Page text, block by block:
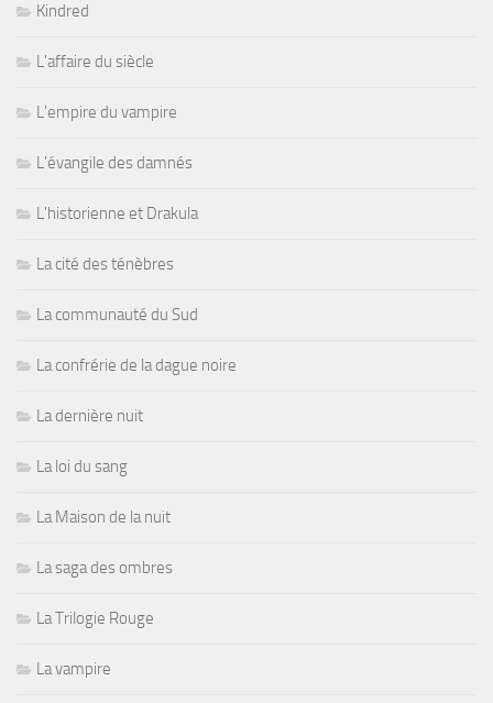
Kindred
L'affaire du siècle
L'empire du vampire
L'évangile des damnés
L'historienne et Drakula
La cité des ténèbres
La communauté du Sud
La confrérie de la dague noire
La dernière nuit
La loi du sang
La Maison de la nuit
La saga des ombres
La Trilogie Rouge
La vampire